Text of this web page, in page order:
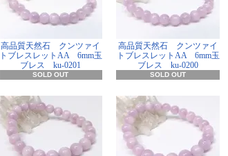
高品質天然石 クンツァイ
トブレスレットAA 6mm玉
ブレス ku-0201
SOLD OUT
高品質天然石 クンツァイ
トブレスレットAA 6mm玉
ブレス ku-0200
SOLD OUT